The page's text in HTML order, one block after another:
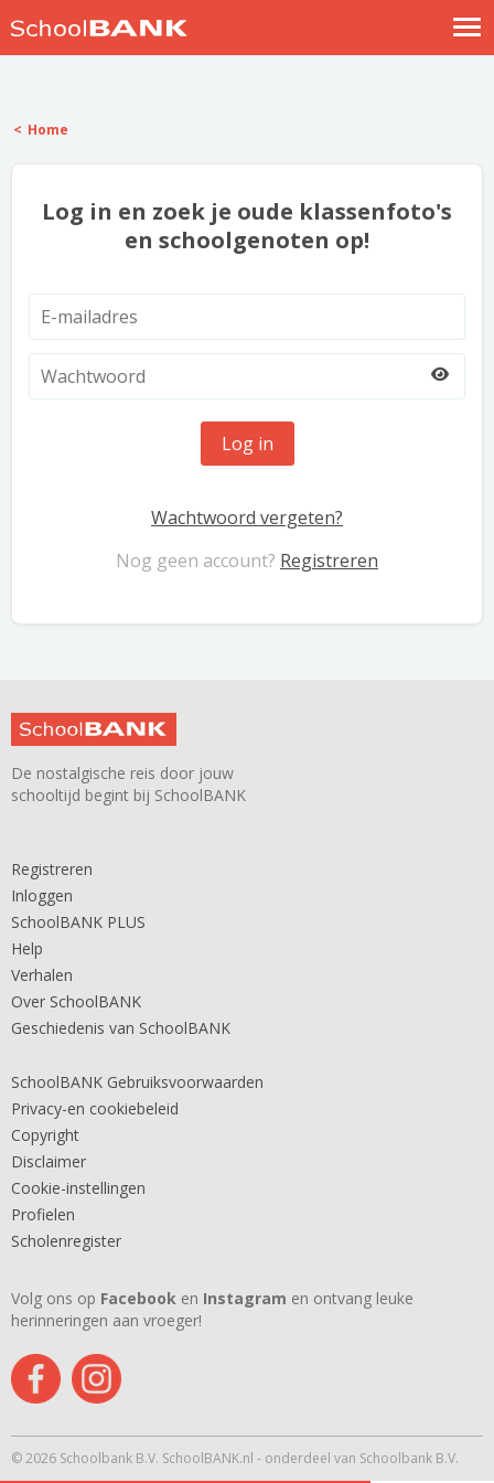
Help
Home
Log in en zoek je oude klassenfoto's
en schoolgenoten op!
Log in
Wachtwoord vergeten?
Nog geen account? Registreren
De nostalgische reis door jouw
schooltijd begint bij SchoolBANK
Registreren
Inloggen
SchoolBANK PLUS
Help
Verhalen
Over SchoolBANK
Geschiedenis van SchoolBANK
SchoolBANK Gebruiksvoorwaarden
Privacy-en cookiebeleid
Copyright
Disclaimer
Cookie-instellingen
Profielen
Scholenregister
Volg ons op Facebook en Instagram en ontvang leuke
herinneringen aan vroeger!
© 2026 Schoolbank B.V. SchoolBANK.nl - onderdeel van Schoolbank B.V.